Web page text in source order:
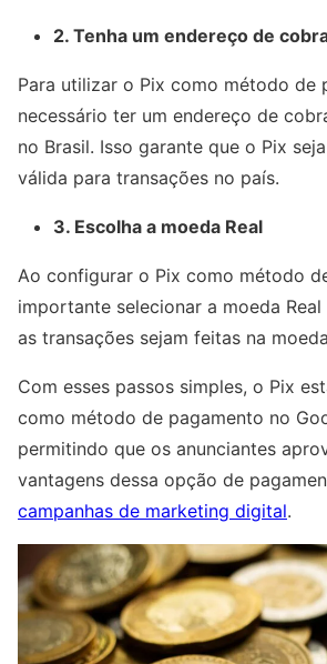
2. Tenha um endereço de
Para utilizar o Pix como método de
necessário ter um endereço de
no Brasil. Isso garante que o Pix
válida para transações no país.
3. Escolha a moeda Real
Ao configurar o Pix como método
importante selecionar a moeda
as transações sejam feitas na
Com esses passos simples, o Pix
como método de pagamento no
permitindo que os anunciantes
vantagens dessa opção de
campanhas de marketing digital.